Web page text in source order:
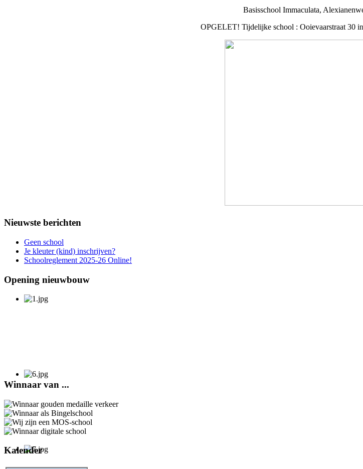
Basisschool Immaculata,
OPGELET! Tijdelijke school : Ooievaarstraat 30
Nieuwste berichten
Geen school
Je kleuter (kind) inschrijven?
Schoolreglement 2025-26 Online!
Opening nieuwbouw
Winnaar van ...
Kalender